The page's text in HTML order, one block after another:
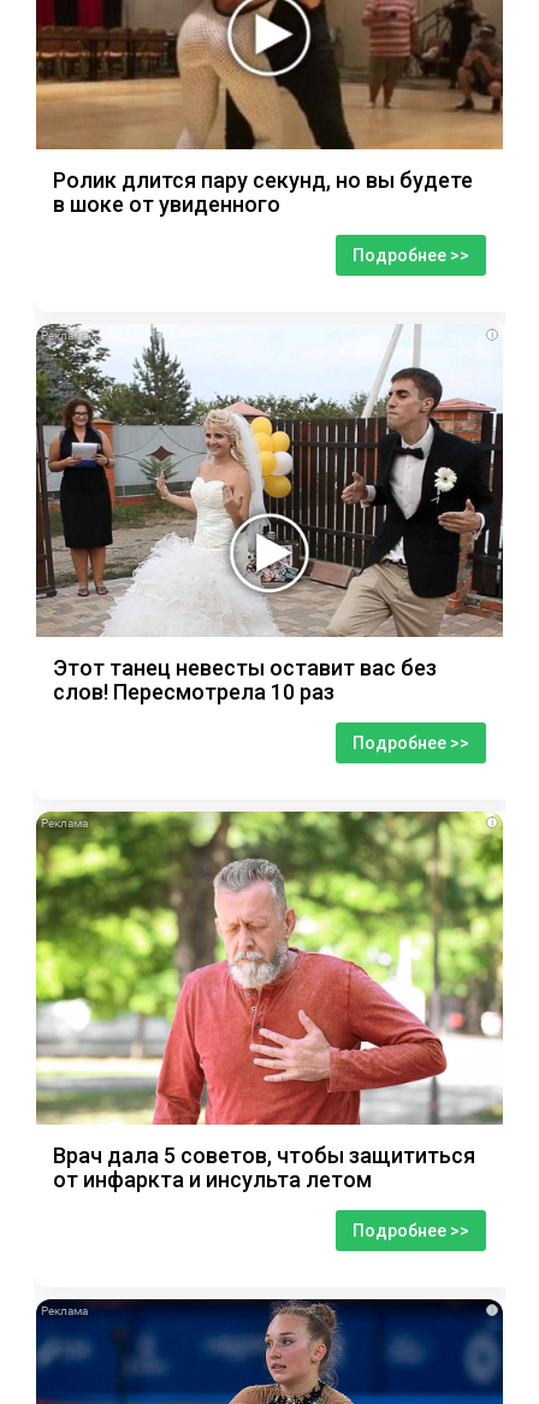
Ролик длится пару секунд, но вы будете
в шоке от увиденного
Подробнее >>
i
Этот танец невесты оставит вас без
слов! Пересмотрела 10 раз
Подробнее >>
i
Врач дала 5 советов, чтобы защититься
от инфаркта и инсульта летом
Подробнее >>
i